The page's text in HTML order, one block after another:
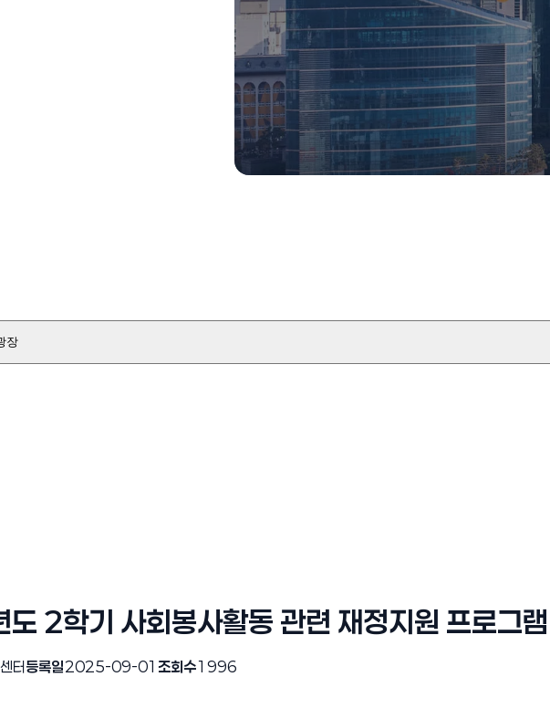
장
2학기 사회봉사활동 관련 재정지원 프로그램
터등록일2025-09-01 조회수1996